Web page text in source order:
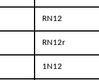
RN12
RN12r
1N12